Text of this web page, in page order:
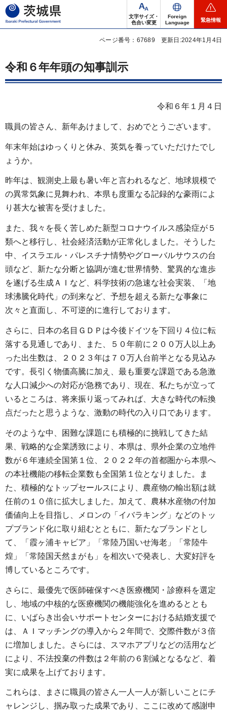
茨城県
文字サイズ・
色合い変更
Foreign
Language
緊急情報
ページ番号：67689 更新日:2024年1月4日
令和６年年頭の知事訓示
令和６年１月４日
職員の皆さん、新年あけまして、おめでとうございます。
年末年始はゆっくりと休み、英気を養っていただけたでし
ょうか。
昨年は、観測史上最も暑い年と言われるなど、地球規模で
の異常気象に見舞われ、本県も度重なる記録的な豪雨によ
り甚大な被害を受けました。
また、我々を長く苦しめた新型コロナウイルス感染症が５
類へと移行し、社会経済活動が正常化しました。そうした
中、イスラエル・パレスチナ情勢やグローバルサウスの台
頭など、新たな分断と協調が進む世界情勢、驚異的な進歩
を遂げる生成ＡＩなど、科学技術の急速な社会実装、「地
球沸騰化時代」の到来など、予想を超える新たな事象に
次々と直面し、不可逆的に進行しております。
さらに、日本の名目ＧＤＰは今後ドイツを下回り４位に転
落する見通しであり、また、５０年前に２００万人以上あ
った出生数は、２０２３年は７０万人台前半となる見込み
です。長引く物価高騰に加え、最も重要な課題である急激
な人口減少への対応が急務であり、現在、私たちが立って
いるところは、将来振り返ってみれば、大きな時代の転換
点だったと思うような、激動の時代の入り口であります。
そのような中、困難な課題にも積極的に挑戦してきた結
果、戦略的な企業誘致により、本県は、県外企業の立地件
数が６年連続全国第１位、２０２２年の首都圏から本県へ
の本社機能の移転企業数も全国第１位となりました。ま
た、積極的なトップセールスにより、農産物の輸出額は就
任前の１０倍に拡大しました。加えて、農林水産物の付加
価値向上を目指し、メロンの「イバラキング」などのトッ
プブランド化に取り組むとともに、新たなブランドとし
て、「霞ヶ浦キャビア」「常陸乃国いせ海老」「常陸牛
煌」「常陸国天然まがも」を相次いで発表し、大変好評を
博しているところです。
さらに、最優先で医師確保すべき医療機関・診療科を選定
し、地域の中核的な医療機関の機能強化を進めるととも
に、いばらき出会いサポートセンターにおける結婚支援で
は、ＡＩマッチングの導入から２年間で、交際件数が３倍
に増加しました。さらには、スマホアプリなどの活用など
により、不法投棄の件数は２年前の６割減となるなど、着
実に成果を上げております。
これらは、まさに職員の皆さん一人一人が新しいことにチ
ャレンジし、掴み取った成果であり、ここに改めて感謝申